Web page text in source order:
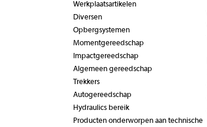
Werkplaatsartikelen
Diversen
Opbergsystemen
Momentgereedschap
Impactgereedschap
Algemeen gereedschap
Trekkers
Autogereedschap
Hydraulics bereik
Producten onderworpen aan technische